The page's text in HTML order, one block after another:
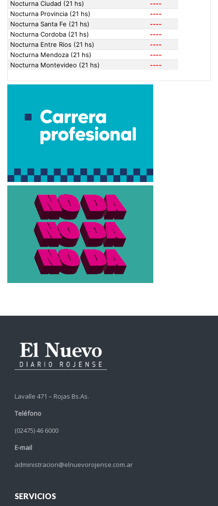
Lavalle 471 – Rojas Bs.As.
Teléfono
(02475) 46 6000
E-mail
administracion@elnuevorojense.com.ar
SERVICIOS